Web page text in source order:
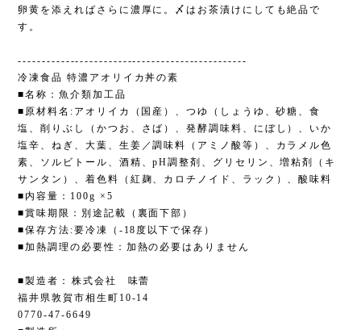
卵黄を添えればさらに濃厚に。〆はお茶漬けにしても絶品で
す。
------------------------------------------------
冷凍食品 特濃アオリイカ丼の素
■名称：魚介類加工品
■原材料名:アオリイカ（国産）、つゆ（しょうゆ、砂糖、食
塩、削りぶし（かつお、さば）、発酵調味料、にぼし）、いか
塩辛、ねぎ、大葉、生姜／調味料（アミノ酸等）、カラメル色
素、ソルビトール、酒精、pH調整剤、グリセリン、増粘剤（キ
サンタン）、着色料（紅麹、カロチノイド、ラック）、酸味料
■内容量：100g ×5
■賞味期限：別途記載（裏面下部）
■保存方法:要冷凍（-18度以下で保存）
■加熱調理の必要性：加熱の必要はありません
■製造者：株式会社 味蕾
福井県敦賀市相生町10-14
0770-47-6649